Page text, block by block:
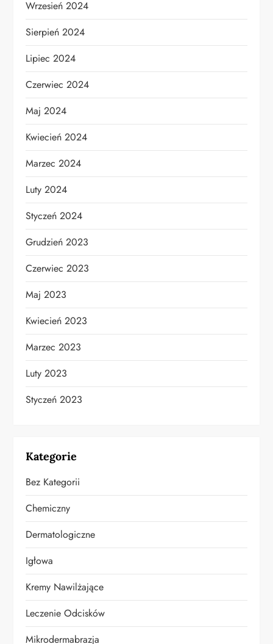
Wrzesień 2024
Sierpień 2024
Lipiec 2024
Czerwiec 2024
Maj 2024
Kwiecień 2024
Marzec 2024
Luty 2024
Styczeń 2024
Grudzień 2023
Czerwiec 2023
Maj 2023
Kwiecień 2023
Marzec 2023
Luty 2023
Styczeń 2023
Kategorie
Bez Kategorii
Chemiczny
Dermatologiczne
Igłowa
Kremy Nawilżające
Leczenie Odcisków
Mikrodermabrazja